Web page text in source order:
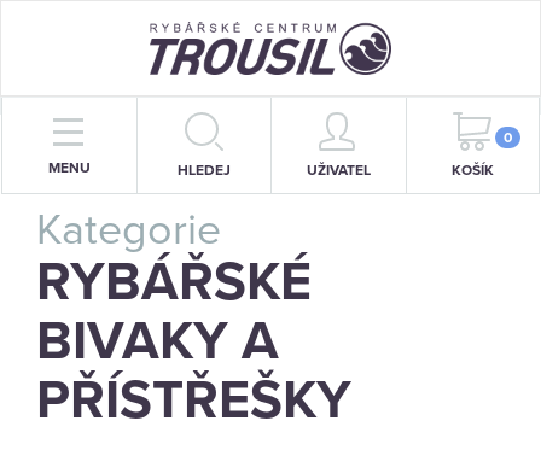
MENU HLEDEJ UŽIVATEL
0
KOŠÍK
PRUTY
NAVIJÁKY
BIŽUTERIE
KRMENÍ
PŘÍVLAČ
STOJANY
Kategorie
RYBÁŘSKÉ
BIVAKY A
PŘÍSTŘEŠKY